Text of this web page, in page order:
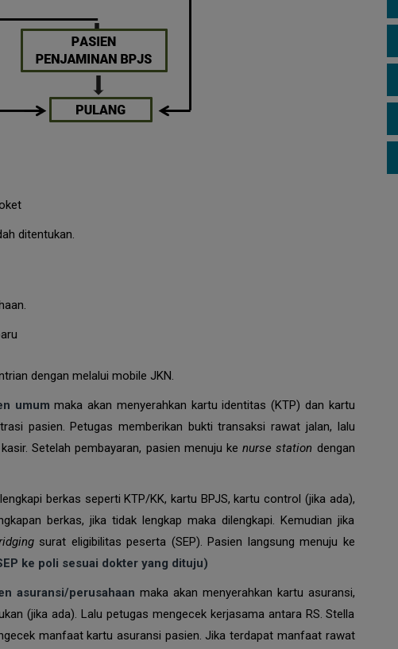
ditentukan.
dengan melalui mobile JKN.
umum maka akan menyerahkan kartu identitas (KTP) dan kartu
pasien. Petugas memberikan bukti transaksi rawat jalan, lalu
Setelah pembayaran, pasien menuju kenurse station dengan
berkas seperti KTP/KK, kartu BPJS, kartu control (jika ada),
berkas, jika tidak lengkap maka dilengkapi. Kemudian jika
surat eligibilitas peserta (SEP). Pasien langsung menuju ke
ke poli sesuai dokter yang dituju)
asuransi/perusahaan maka akan menyerahkan kartu asuransi,
(jika ada). Lalu petugas mengecek kerjasama antara RS. Stella
manfaat kartu asuransi pasien. Jika terdapat manfaat rawat